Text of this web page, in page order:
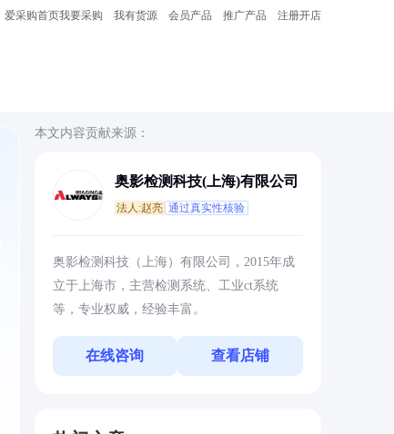
爱采购首页我要采购 我有货源 会员产品 推广产品 注册开店
本文内容贡献来源：
奥影检测科技(上海)有限公司
法人:赵亮 通过真实性核验
奥影检测科技（上海）有限公司，2015年成
立于上海市，主营检测系统、工业ct系统
等，专业权威，经验丰富。
在线咨询 查看店铺